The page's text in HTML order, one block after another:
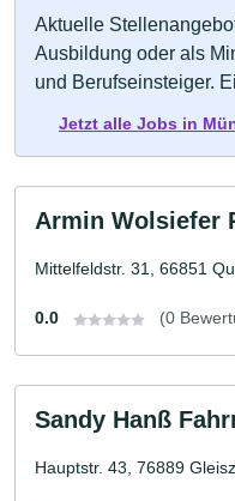
Aktuelle
Ausbildung oder als
und Berufseinsteiger.
Jetzt alle Jobs in
Armin Wolsiefer
Mittelfeldstr. 31, 66851
0.0 (0
Sandy Hanß
Hauptstr. 43, 76889